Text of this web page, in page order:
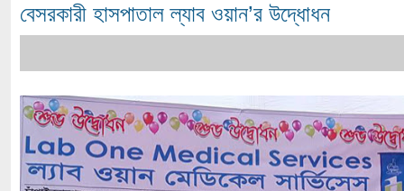
বেসরকারী হাসপাতাল ল্যাব ওয়ান’র উদ্ধোধন